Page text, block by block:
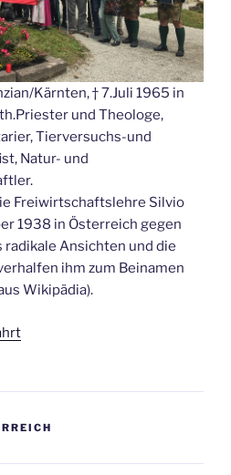
Kärnten, † 7.Juli 1965 in
und Theologe,
Tierversuchs-und
Natur- und
Freiwirtschaftslehre Silvio
1938 in Österreich gegen
Ansichten und die
ihm zum Beinamen
Wikipädia).